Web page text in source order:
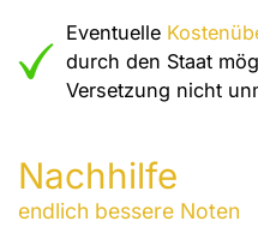
Eventuelle
durch den Staat
Versetzung nicht
Nachhilfe
endlich bessere Noten